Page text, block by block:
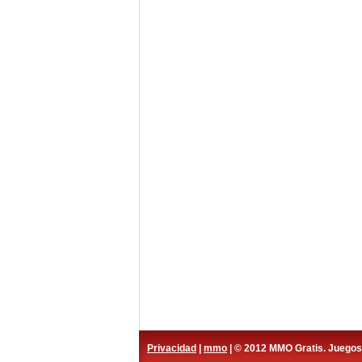
Privacidad mmo | © 2012 MMO Gratis.